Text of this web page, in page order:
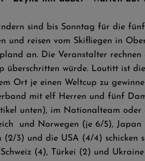
sind bis Sonntag für die
und reisen vom Skifliegen in
an. Die Veranstalter
würde. Loutitt ist
Ort je einen Weltcup zu
mit elf Herren und fünf
unten), im Nationalteam
und Norwegen (je 6/5),
3) und die USA (4/4) schicken
(4), Türkei (2) und